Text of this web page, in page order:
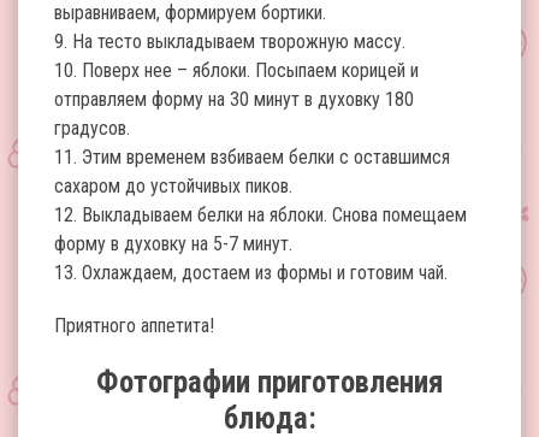
выравниваем, формируем бортики.
9. На тесто выкладываем творожную массу.
10. Поверх нее – яблоки. Посыпаем корицей и
отправляем форму на 30 минут в духовку 180
градусов.
11. Этим временем взбиваем белки с оставшимся
сахаром до устойчивых пиков.
12. Выкладываем белки на яблоки. Снова помещаем
форму в духовку на 5-7 минут.
13. Охлаждаем, достаем из формы и готовим чай.
Приятного аппетита!
Фотографии приготовления
блюда: